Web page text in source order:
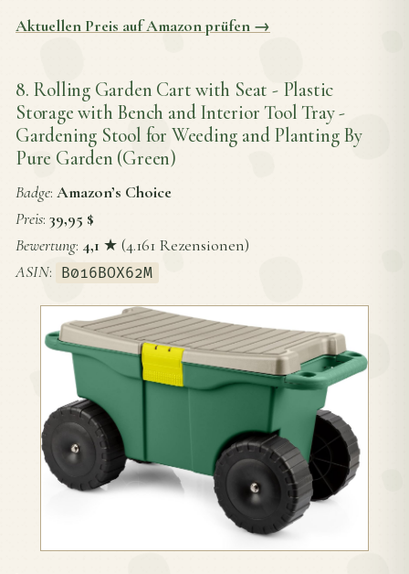
Aktuellen Preis auf Amazon prüfen →
8. Rolling Garden Cart with Seat - Plastic
Storage with Bench and Interior Tool Tray -
Gardening Stool for Weeding and Planting By
Pure Garden (Green)
Badge: Amazon’s Choice
Preis: 39,95 $
Bewertung: 4,1 ★ (4.161 Rezensionen)
ASIN: B016BOX62M